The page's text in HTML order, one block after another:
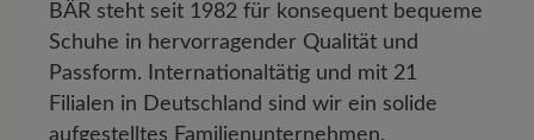
BÄR steht seit 1982 für konsequent bequeme
Schuhe in hervorragender Qualität und
Passform. Internationaltätig und mit 21
Filialen in Deutschland sind wir ein solide
aufgestelltes Familienunternehmen.